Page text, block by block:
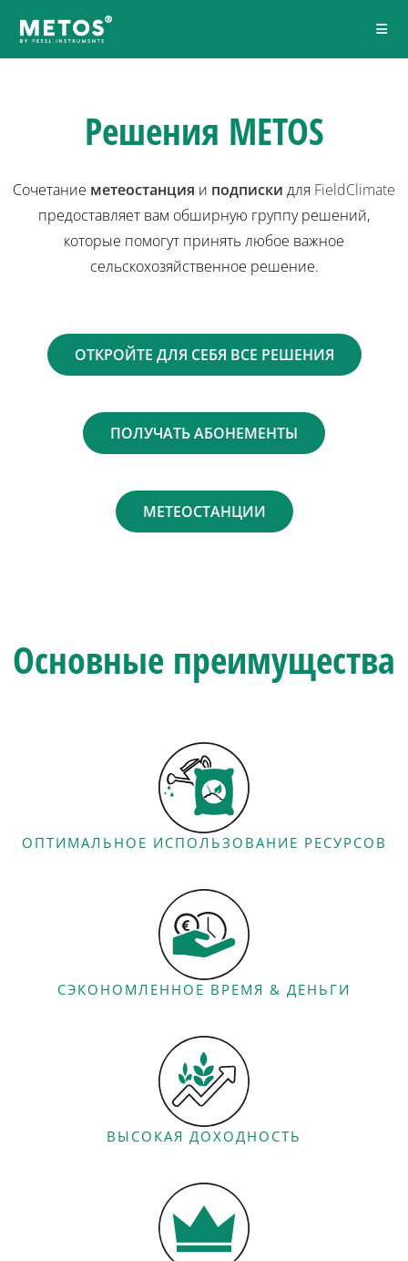
Решения METOS
Сочетание метеостанция и подписки для FieldClimate
предоставляет вам обширную группу решений,
которые помогут принять любое важное
сельскохозяйственное решение.
ОТКРОЙТЕ ДЛЯ СЕБЯ ВСЕ РЕШЕНИЯ
ПОЛУЧАТЬ АБОНЕМЕНТЫ
МЕТЕОСТАНЦИИ
Основные преимущества
ОПТИМАЛЬНОЕ ИСПОЛЬЗОВАНИЕ РЕСУРСОВ
СЭКОНОМЛЕННОЕ ВРЕМЯ & ДЕНЬГИ
ВЫСОКАЯ ДОХОДНОСТЬ